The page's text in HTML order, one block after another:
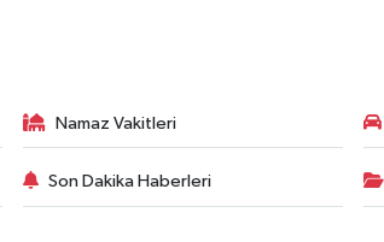
Namaz Vakitleri
Son Dakika Haberleri